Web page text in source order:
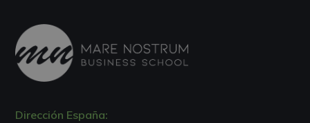
Dirección España: